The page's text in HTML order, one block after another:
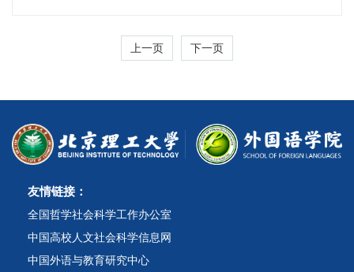
上一页 下一页
友情链接：
全国哲学社会科学工作办公室
中国高校人文社会科学信息网
中国外语与教育研究中心